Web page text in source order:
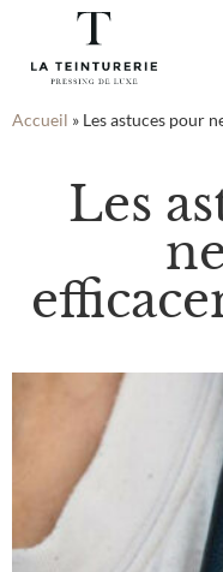
Accueil » Les astuces pour
Les